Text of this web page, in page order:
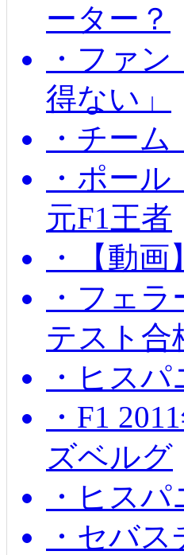
ーター？
・ファ
得ない」
・チー
・ポー
元F1王者
・【動
・フェ
テスト合
・ヒス
・F1
ズベルグ
・ヒス
・セバ